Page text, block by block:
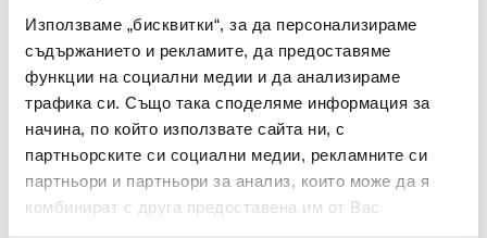
Използваме „бисквитки“, за да персонализираме
съдържанието и рекламите, да предоставяме
функции на социални медии и да анализираме
трафика си. Също така споделяме информация за
начина, по който използвате сайта ни, с
партньорските си социални медии, рекламните си
партньори и партньори за анализ, които може да я
комбинират с друга предоставена им от Вас
NIKE
NIKE